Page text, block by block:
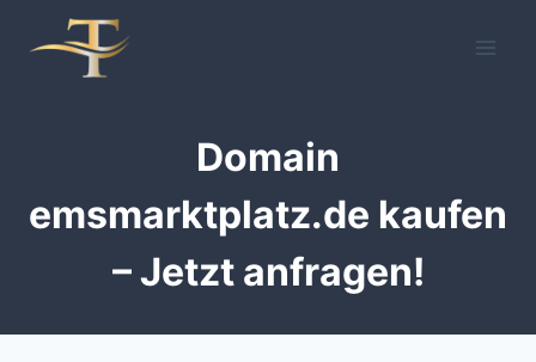
Inhalt
Domain
emsmarktplatz.de kaufen
– Jetzt anfragen!